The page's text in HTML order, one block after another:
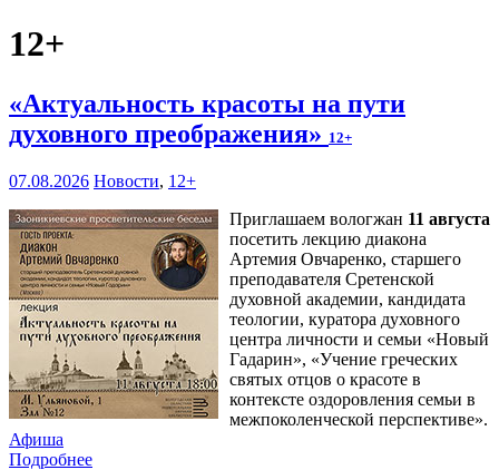
12+
«Актуальность красоты на пути
духовного преображения» 12+
07.08.2026 Новости, 12+
Приглашаем вологжан 11 августа
посетить лекцию диакона
Артемия Овчаренко, старшего
преподавателя Сретенской
духовной академии, кандидата
теологии, куратора духовного
центра личности и семьи «Новый
Гадарин», «Учение греческих
святых отцов о красоте в
контексте оздоровления семьи в
межпоколенческой перспективе».
Афиша
Подробнее